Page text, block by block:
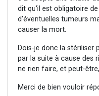
dit qu'il est obligatoire
d’éventuelles tumeurs
causer la mort.
Dois-je donc la stériliser
par la suite à cause des
ne rien faire, et peut-
Merci de bien vouloir